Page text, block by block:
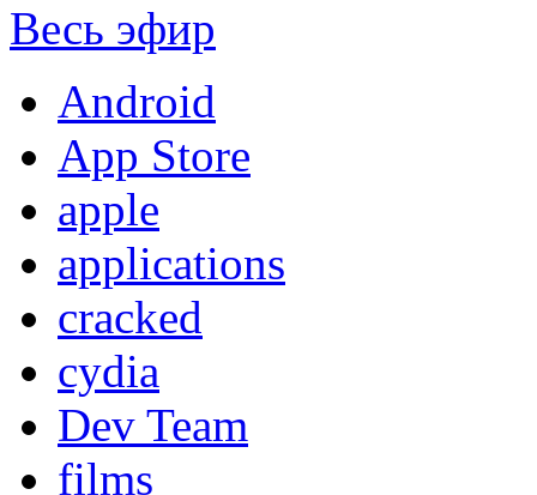
Весь эфир
Android
App Store
apple
applications
cracked
cydia
Dev Team
films